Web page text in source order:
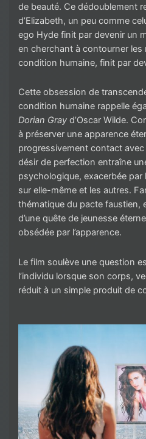
de beauté. Ce dédoublement
d’Elizabeth, un peu comme
ego Hyde finit par devenir un
en cherchant à contourner les
condition humaine, finit par
Cette obsession de
condition humaine rappelle
Dorian Gray d’Oscar Wilde.
à préserver une apparence
progressivement contact
désir de perfection entraîne
psychologique, exacerbée par
sur elle-même et les autres.
thématique du pacte faustien,
d’une quête de jeunesse
obsédée par l’apparence.
Le film soulève une question
l’individu lorsque son corps,
réduit à un simple produit de